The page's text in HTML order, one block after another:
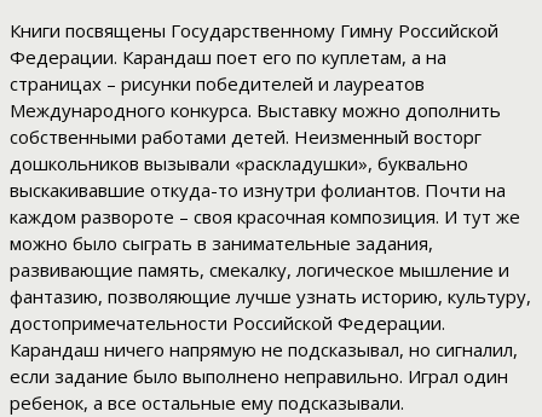
Книги посвящены Государственному Гимну Российской
Федерации. Карандаш поет его по куплетам, а на
страницах – рисунки победителей и лауреатов
Международного конкурса. Выставку можно дополнить
собственными работами детей. Неизменный восторг
дошкольников вызывали «раскладушки», буквально
выскакивавшие откуда-то изнутри фолиантов. Почти на
каждом развороте – своя красочная композиция. И тут же
можно было сыграть в занимательные задания,
развивающие память, смекалку, логическое мышление и
фантазию, позволяющие лучше узнать историю, культуру,
достопримечательности Российской Федерации.
Карандаш ничего напрямую не подсказывал, но сигналил,
если задание было выполнено неправильно. Играл один
ребенок, а все остальные ему подсказывали.